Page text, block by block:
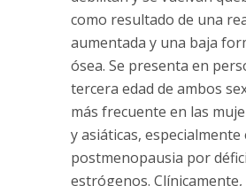
como resultado de una
aumentada y una baja
ósea. Se presenta en
tercera edad de ambos
más frecuente en las
y asiáticas, especialmente
postmenopausia por
estrógenos. Clínicamente,